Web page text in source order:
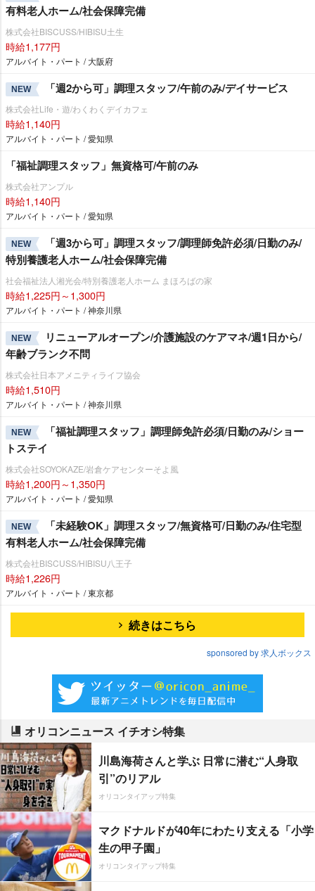
有料老人ホーム/社会保障完備
株式会社BISCUSS/HIBISU土生
時給1,177円
アルバイト・パート / 大阪府
NEW 「週2から可」調理スタッフ/午前のみ/デイサービス
株式会社Life・遊/わくわくデイカフェ
時給1,140円
アルバイト・パート / 愛知県
「福祉調理スタッフ」無資格可/午前のみ
株式会社アンプル
時給1,140円
アルバイト・パート / 愛知県
NEW
「週3から可」調理スタッフ/調理師免許必須/日勤のみ/
特別養護老人ホーム/社会保障完備
社会福祉法人湘光会/特別養護老人ホーム まほろばの家
時給1,225円～1,300円
アルバイト・パート / 神奈川県
NEW
リニューアルオープン/介護施設のケアマネ/週1日から/
年齢ブランク不問
株式会社日本アメニティライフ協会
時給1,510円
アルバイト・パート / 神奈川県
NEW
「福祉調理スタッフ」調理師免許必須/日勤のみ/ショー
トステイ
株式会社SOYOKAZE/岩倉ケアセンターそよ風
時給1,200円～1,350円
アルバイト・パート / 愛知県
NEW
「未経験OK」調理スタッフ/無資格可/日勤のみ/住宅型
有料老人ホーム/社会保障完備
株式会社BISCUSS/HIBISU八王子
時給1,226円
アルバイト・パート / 東京都
続きはこちら
sponsored by 求人ボックス
オリコンニュース イチオシ特集
川島海荷さんと学ぶ 日常に潜む“人身取
引”のリアル
オリコンタイアップ特集
マクドナルドが40年にわたり支える「小学
生の甲子園」
オリコンタイアップ特集